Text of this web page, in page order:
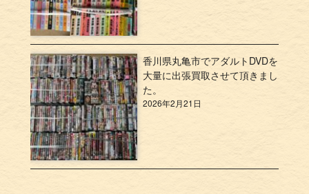
香川県丸亀市でアダルトDVDを
大量に出張買取させて頂きまし
た。
2026年2月21日